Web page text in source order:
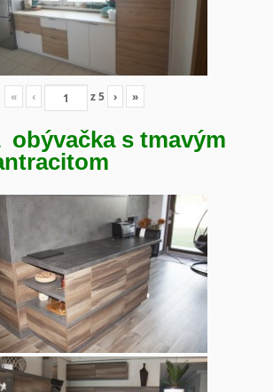
« ‹ z5 › »
obývačka s tmavým